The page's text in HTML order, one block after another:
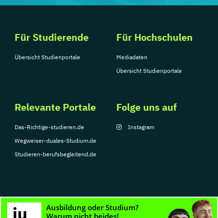
Für Studierende
Übersicht Studienportale
Für Hochschulen
Mediadaten
Übersicht Studienportale
Relevante Portale
Das-Richtige-studieren.de
Wegweiser-duales-Studium.de
Studieren-berufsbegleitend.de
Folge uns auf
Instagram